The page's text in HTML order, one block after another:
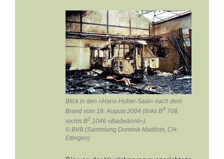
Blick in den «Hans-Huber-Saal» nach dem
Brand vom 18. August 2004 (links B3 708,
rechts B2 1046 «Badwännli»).
© BVB (Sammlung Dominik Madörin, CH-
Ettingen)